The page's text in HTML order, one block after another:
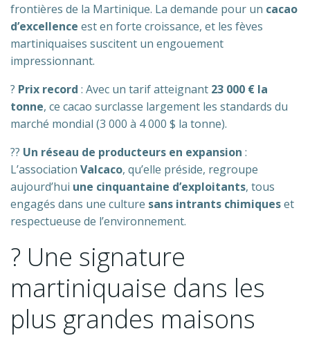
frontières de la Martinique. La demande pour un cacao
d’excellence est en forte croissance, et les fèves
martiniquaises suscitent un engouement
impressionnant.
? Prix record : Avec un tarif atteignant 23 000 € la
tonne, ce cacao surclasse largement les standards du
marché mondial (3 000 à 4 000 $ la tonne).
?‍? Un réseau de producteurs en expansion :
L’association Valcaco, qu’elle préside, regroupe
aujourd’hui une cinquantaine d’exploitants, tous
engagés dans une culture sans intrants chimiqueset
respectueuse de l’environnement.
? Une signature
martiniquaise dans les
plus grandes maisons